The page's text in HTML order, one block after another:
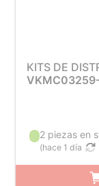
KITS DE
2 piezas en
(hace 1 día